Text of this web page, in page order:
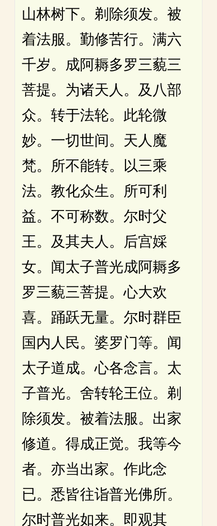
山林树下。剃除须发。被
着法服。勤修苦行。满六
千岁。成阿耨多罗三藐三
菩提。为诸天人。及八部
众。转于法轮。此轮微
妙。一切世间。天人魔
梵。所不能转。以三乘
法。教化众生。所可利
益。不可称数。尔时父
王。及其夫人。后宫婇
女。闻太子普光成阿耨多
罗三藐三菩提。心大欢
喜。踊跃无量。尔时群臣
国内人民。婆罗门等。闻
太子道成。心各念言。太
子普光。舍转轮王位。剃
除须发。被着法服。出家
修道。得成正觉。我等今
者。亦当出家。作此念
已。悉皆往诣普光佛所。
尔时普光如来。即观其